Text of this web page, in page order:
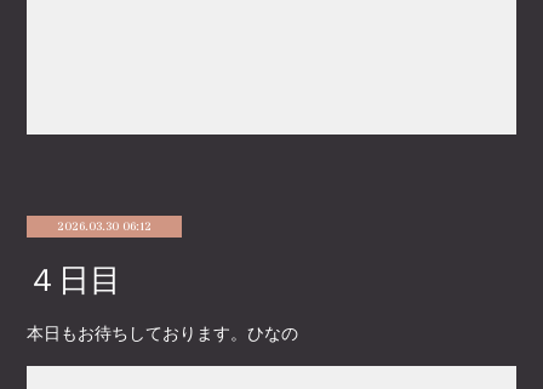
2026.03.30 06:12
４日目
本日もお待ちしております。ひなの